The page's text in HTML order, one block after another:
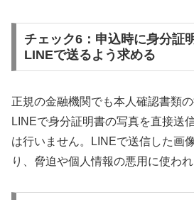
チェック6：申込時に身分証
LINEで送るよう求める
正規の金融機関でも本人確認書類の
LINEで身分証明書の写真を直接送
は行いません。LINEで送信した画
り、脅迫や個人情報の悪用に使わ